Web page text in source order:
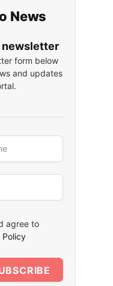
News
newsletter
form below
and updates
agree to
Policy